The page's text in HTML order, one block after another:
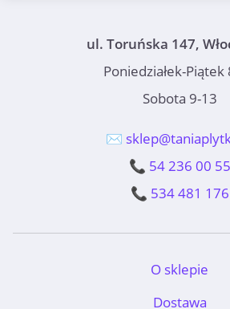
ul. Toruńska 147,
Poniedziałek-Piątek
Sobota 9-13
✉️
📞 54 236 00 55
📞 534 481 176
O sklepie
Dostawa